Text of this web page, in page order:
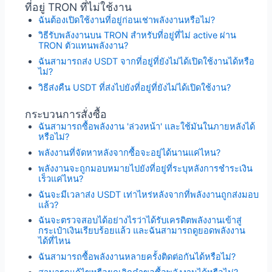
ที่อยู่ TRON ที่ไม่ใช้งาน
ฉันต้องเปิดใช้งานที่อยู่ก่อนเช่าพลังงานหรือไม่?
วิธีรับพลังงานบน TRON สำหรับที่อยู่ที่ไม่ active ผ่าน
TRON ตัวแทนพลังงาน?
ฉันสามารถส่ง USDT จากที่อยู่ที่ยังไม่ได้เปิดใช้งานได้หรือ
ไม่?
วิธีส่งคืน USDT ที่ส่งไปยังที่อยู่ที่ยังไม่ได้เปิดใช้งาน?
กระบวนการสั่งซื้อ
ฉันสามารถซื้อพลังงาน 'ล่วงหน้า' และใช้มันในภายหลังได้
หรือไม่?
พลังงานที่จัดหาหลังจากซื้อจะอยู่ได้นานแค่ไหน?
พลังงานจะถูกมอบหมายไปยังที่อยู่ที่ระบุหลังการชำระเงิน
เร็วแค่ไหน?
ฉันจะมีเวลาส่ง USDT เท่าไหร่หลังจากที่พลังงานถูกส่งมอบ
แล้ว?
ฉันจะตรวจสอบได้อย่างไรว่าได้รับเครดิตพลังงานเข้าสู่
กระเป๋าเงินเรียบร้อยแล้ว และฉันสามารถดูยอดพลังงาน
ได้ที่ไหน
ฉันสามารถซื้อพลังงานหลายครั้งติดต่อกันได้หรือไม่?